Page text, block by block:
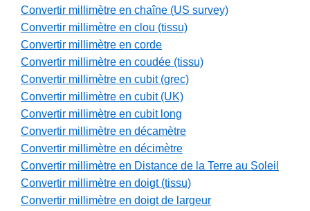
Convertir millimètre en chaîne (US survey)
Convertir millimètre en clou (tissu)
Convertir millimètre en corde
Convertir millimètre en coudée (tissu)
Convertir millimètre en cubit (grec)
Convertir millimètre en cubit (UK)
Convertir millimètre en cubit long
Convertir millimètre en décamètre
Convertir millimètre en décimètre
Convertir millimètre en Distance de la Terre au Soleil
Convertir millimètre en doigt (tissu)
Convertir millimètre en doigt de largeur